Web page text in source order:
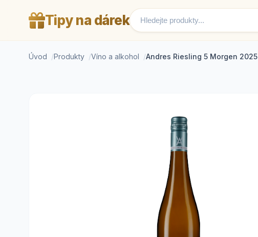
Tipy na dárek
Úvod Produkty Víno a alkohol Andres Riesling 5 Morgen 2025